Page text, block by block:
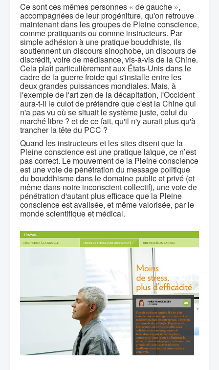
Ce sont ces mêmes personnes « de gauche »,
accompagnées de leur progéniture, qu'on retrouve
maintenant dans les groupes de Pleine conscience,
comme pratiquants ou comme instructeurs. Par
simple adhésion à une pratique bouddhiste, ils
soutiennent un discours sinophobe, un discours de
discrédit, voire de médisance, vis-à-vis de la Chine.
Cela plaît particulièrement aux États-Unis dans le
cadre de la guerre froide qui s'installe entre les
deux grandes puissances mondiales. Mais, à
l'exemple de l'art zen de la décapitation, l'Occident
aura-t-il le culot de prétendre que c'est la Chine qui
n'a pas vu où se situait le système juste, celui du
marché libre ? et de ce fait, qu'il n'y aurait plus qu'à
trancher la tête du PCC ?
Quand les instructeurs et les sites disent que la
Pleine conscience est une pratique laïque, ce n’est
pas correct. Le mouvement de la Pleine conscience
est une voie de pénétration du message politique
du bouddhisme dans le domaine public et privé (et
même dans notre inconscient collectif), une voie de
pénétration d'autant plus efficace que la Pleine
conscience est avalisée, et même valorisée, par le
monde scientifique et médical.